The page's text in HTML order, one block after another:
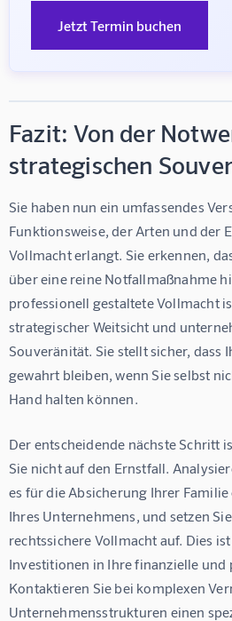
Jetzt Termin buchen
Fazit: Von der
strategischen
Sie haben nun ein umfassendes
Funktionsweise, der Arten und der
Vollmacht erlangt. Sie erkennen,
über eine reine Notfallmaßnahme
professionell gestaltete Vollmacht
strategischer Weitsicht und
Souveränität. Sie stellt sicher, dass
gewahrt bleiben, wenn Sie selbst
Hand halten können.
Der entscheidende nächste Schritt
Sie nicht auf den Ernstfall.
es für die Absicherung Ihrer
Ihres Unternehmens, und setzen
rechtssichere Vollmacht auf. Dies
Investitionen in Ihre finanzielle und
Kontaktieren Sie bei komplexen
Unternehmensstrukturen einen